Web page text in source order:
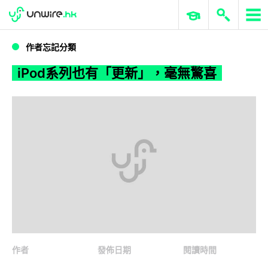
iPod系列也有「更新」，毫無驚喜
WWDC 2026 ERP 與商業 AI
作者忘記分類
iPod系列也有「更新」，毫無驚喜
作者
發佈日期
閱讀時間